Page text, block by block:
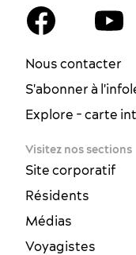
Nous contacter
S'abonner à
Explore - carte
Visitez nos sections
Site corporatif
Résidents
Médias
Voyagistes